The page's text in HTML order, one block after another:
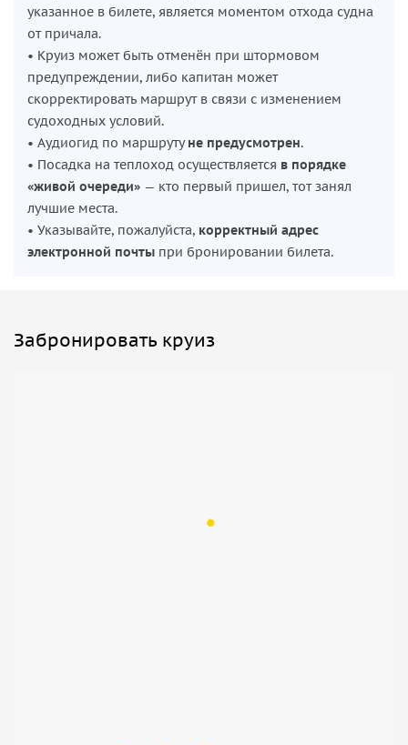
указанное в билете, является моментом отхода судна
от причала.
• Круиз может быть отменён при штормовом
предупреждении, либо капитан может
скорректировать маршрут в связи с изменением
судоходных условий.
• Аудиогид по маршрутуне предусмотрен.
• Посадка на теплоход осуществляется в порядке
«живой очереди» — кто первый пришел, тот занял
лучшие места.
• Указывайте, пожалуйста, корректный адрес
электронной почты при бронировании билета.
Забронировать круиз